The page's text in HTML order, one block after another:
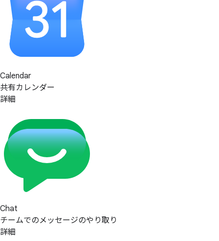
Calendar
共有カレンダー
詳細
Chat
チームでのメッセージのやり取り
詳細